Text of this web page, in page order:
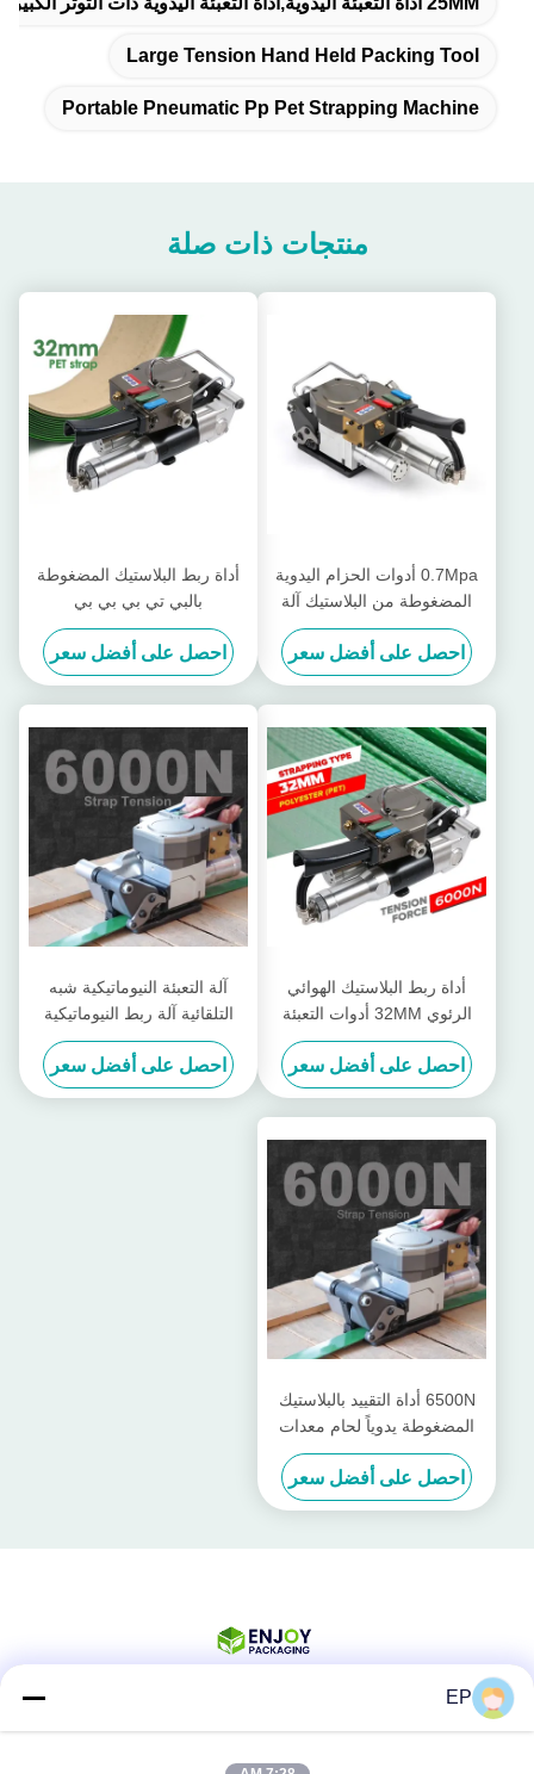
Large Tension Hand Held Packing Tool
Portable Pneumatic Pp Pet Strapping Machine
منتجات ذات صلة
0.7Mpa أدوات الحزام اليدوية
المضغوطة من البلاستيك آلة
حزم اليد
احصل على أفضل سعر
أداة ربط البلاستيك المضغوطة
بالبي تي بي بي بي
احصل على أفضل سعر
أداة ربط البلاستيك الهوائي
الرئوي 32MM أدوات التعبئة
الأثقل للخدمة البضائع أداة التوتر
احصل على أفضل سعر
آلة التعبئة النيوماتيكية شبه
التلقائية آلة ربط النيوماتيكية
اليدوية 6KN
احصل على أفضل سعر
6500N أداة التقييد بالبلاستيك
المضغوطة يدوياً لحام معدات
التغليف المحمولة
احصل على أفضل سعر
EP